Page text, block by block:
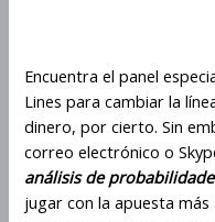
Encuentra el panel
Lines para cambiar la
dinero, por cierto. Sin
correo electrónico o
análisis de
jugar con la apuesta